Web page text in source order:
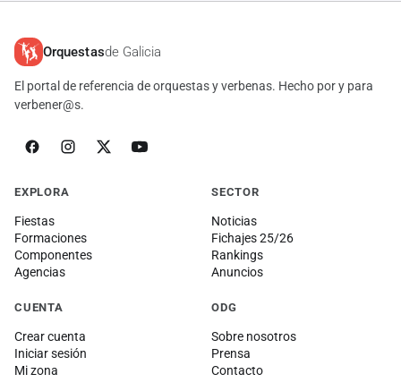
Orquestasde Galicia
El portal de referencia de orquestas y verbenas. Hecho por y para
verbener@s.
EXPLORA
Fiestas
Formaciones
Componentes
Agencias
SECTOR
Noticias
Fichajes 25/26
Rankings
Anuncios
CUENTA
Crear cuenta
Iniciar sesión
Mi zona
ODG
Sobre nosotros
Prensa
Contacto